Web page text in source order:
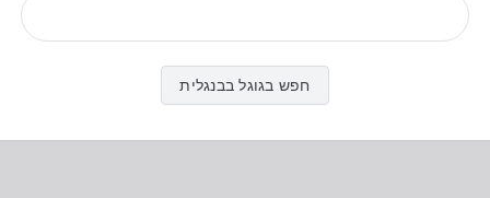
חפש בגוגל בבנגלית